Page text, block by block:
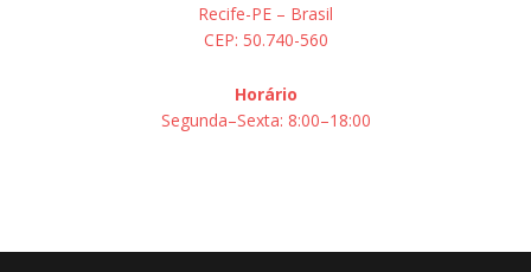
Recife-PE – Brasil
CEP: 50.740-560
Horário
Segunda–Sexta: 8:00–18:00